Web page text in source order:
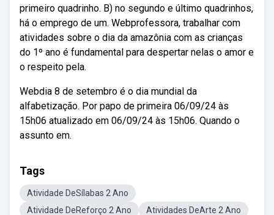
primeiro quadrinho. B) no segundo e último quadrinhos,
há o emprego de um. Webprofessora, trabalhar com
atividades sobre o dia da amazônia com as crianças
do 1º ano é fundamental para despertar nelas o amor e
o respeito pela.
Webdia 8 de setembro é o dia mundial da
alfabetização. Por papo de primeira 06/09/24 às
15h06 atualizado em 06/09/24 às 15h06. Quando o
assunto em.
Tags
Atividade DeSílabas 2 Ano
Atividade DeReforço 2 Ano
Atividades DeArte 2 Ano